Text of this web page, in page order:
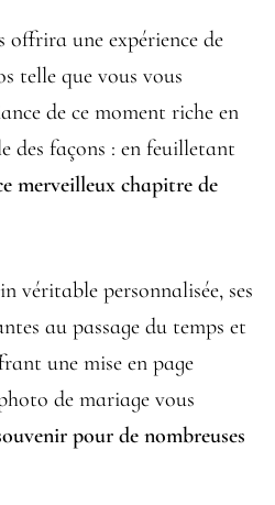
offrira une expérience de
telle que vous vous
de ce moment riche en
des façons : en feuilletant
merveilleux chapitre de
véritable personnalisée, ses
au passage du temps et
une mise en page
de mariage vous
pour de nombreuses